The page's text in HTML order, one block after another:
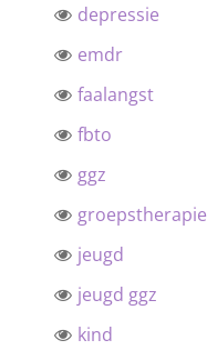
depressie
emdr
faalangst
fbto
ggz
groepstherapie
jeugd
jeugd ggz
kind